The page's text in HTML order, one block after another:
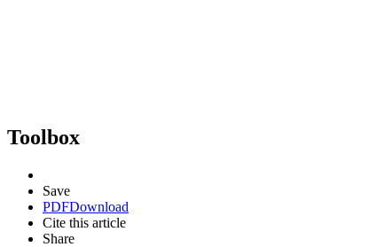
Toolbox
Save
PDFDownload
Cite this article
Share